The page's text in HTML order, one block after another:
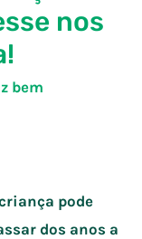
nos
bem
pode
dos anos a